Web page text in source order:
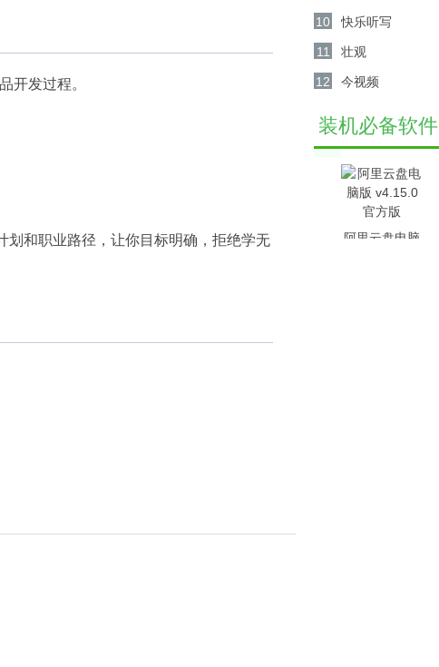
开发过程。
划和职业路径，让你目标明确，拒绝学无
10 快乐听写
11 壮观
12 今视频
装机必备软件
阿里云盘电脑